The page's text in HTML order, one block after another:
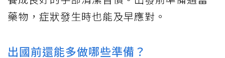
藥物，症狀發生時也能及早應對。
出國前還能多做哪些準備？